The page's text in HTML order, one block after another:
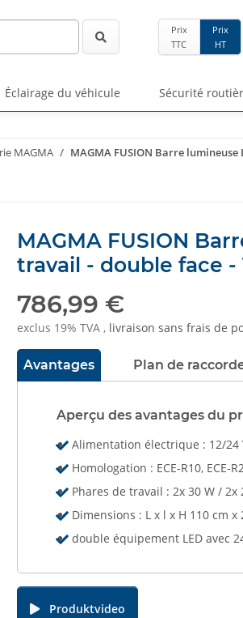
Prix
TTC
Prix
HT
Éclairage du véhicule Sécurité
MAGMA MAGMA FUSION Barre
MAGMA FUSION
travail - double face -
786,99 €
exclus 19% TVA , livraison sans frais de
Avantages Plan de
Aperçu des avantages du
Alimentation électrique : 12/24
Homologation : ECE-R10, ECE-
Phares de travail : 2x 30 W /
Dimensions : L x l x H 110 cm x
double équipement LED avec
Produktvideo